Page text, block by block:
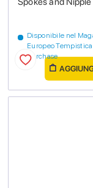
Disponibile nel
Europeo
purchase